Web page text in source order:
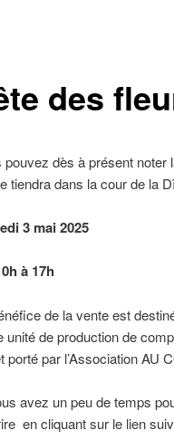
des
pouvez dès à présent noter
tiendra dans la cour de la
3 mai 2025
à 17h
de la vente est
unité de production de
porté par l’Association
avez un peu de temps
en cliquant sur le lien